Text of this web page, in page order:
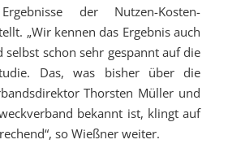
der Nutzen-Kosten-
„Wir kennen das Ergebnis auch
schon sehr gespannt auf die
Das, was bisher über die
Thorsten Müller und
bekannt ist, klingt auf
so Wießner weiter.